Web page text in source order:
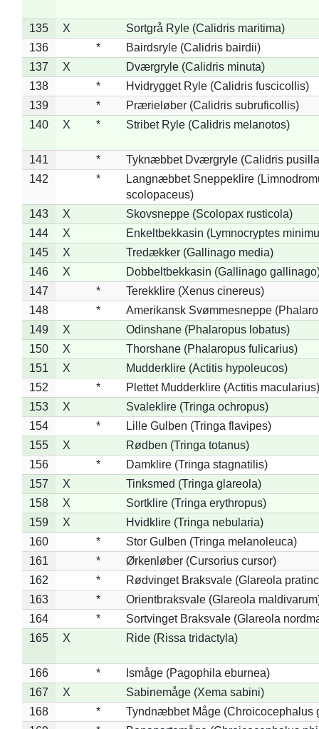
135 X
Sortgrå Ryle (Calidris maritima)
136
*
Bairdsryle (Calidris bairdii)
137
X
Dværgryle (Calidris minuta)
138
*
Hvidrygget Ryle (Calidris fuscicollis)
139
*
Prærieløber (Calidris subruficollis)
140
X * Stribet Ryle (Calidris melanotos)
141 *
Tyknæbbet Dværgryle (Calidris
142
*
Langnæbbet Sneppeklire
scolopaceus)
143
X
Skovsneppe (Scolopax rusticola)
144
X
Enkeltbekkasin (Lymnocryptes
145
X
Tredækker (Gallinago media)
146
X
Dobbeltbekkasin (Gallinago
147
*
Terekklire (Xenus cinereus)
148
*
Amerikansk Svømmesneppe
149
X
Odinshane (Phalaropus lobatus)
150
X
Thorshane (Phalaropus fulicarius)
151
X
Mudderklire (Actitis hypoleucos)
152
*
Plettet Mudderklire (Actitis macularius)
153
X
Svaleklire (Tringa ochropus)
154
*
Lille Gulben (Tringa flavipes)
155
X
Rødben (Tringa totanus)
156
*
Damklire (Tringa stagnatilis)
157
X
Tinksmed (Tringa glareola)
158
X
Sortklire (Tringa erythropus)
159
X
Hvidklire (Tringa nebularia)
160
*
Stor Gulben (Tringa melanoleuca)
161
*
Ørkenløber (Cursorius cursor)
162
*
Rødvinget Braksvale (Glareola
163
*
Orientbraksvale (Glareola
164
*
Sortvinget Braksvale (Glareola
165
X Ride (Rissa tridactyla)
166 *
Ismåge (Pagophila eburnea)
167
X
Sabinemåge (Xema sabini)
168
*
Tyndnæbbet Måge (Chroicocephalus